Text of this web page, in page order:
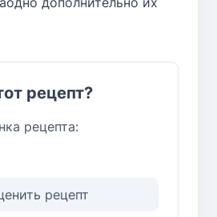
рецепт?
рецепта:
рецепт